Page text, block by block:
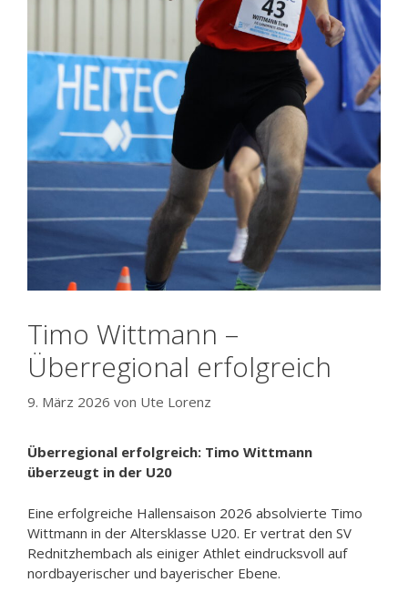
Timo Wittmann –
Überregional erfolgreich
9. März 2026 von Ute Lorenz
Überregional erfolgreich: Timo Wittmann
überzeugt in der U20
Eine erfolgreiche Hallensaison 2026 absolvierte Timo
Wittmann in der Altersklasse U20. Er vertrat den SV
Rednitzhembach als einiger Athlet eindrucksvoll auf
nordbayerischer und bayerischer Ebene.